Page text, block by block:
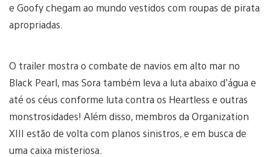
e Goofy chegam ao mundo vestidos com roupas de pirata
apropriadas.
O trailer mostra o combate de navios em alto mar no
Black Pearl, mas Sora também leva a luta abaixo d’água e
até os céus conforme luta contra os Heartless e outras
monstrosidades! Além disso, membros da Organization
XIII estão de volta com planos sinistros, e em busca de
uma caixa misteriosa.